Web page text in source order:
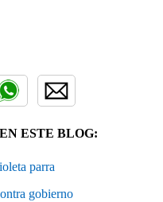
ESTE BLOG:
parra
gobierno